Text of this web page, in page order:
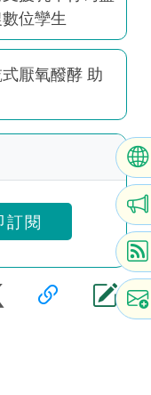
位孿生
厭氧醱酵 助
訂閱